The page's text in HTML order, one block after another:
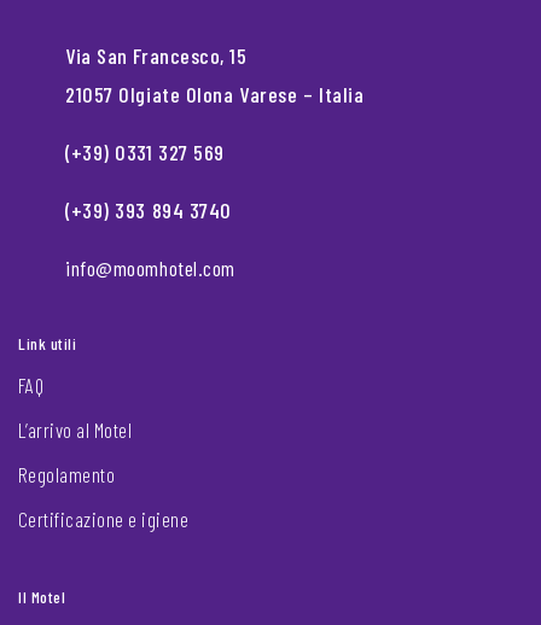
Via San Francesco, 15
21057 Olgiate Olona Varese – Italia
(+39) 0331 327 569
(+39) 393 894 3740
info@moomhotel.com
Link utili
FAQ
L’arrivo al Motel
Regolamento
Certificazione e igiene
Il Motel